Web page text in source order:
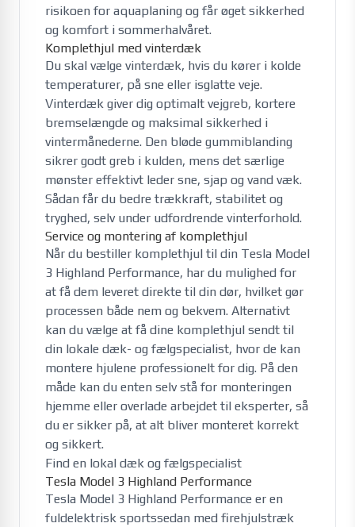
risikoen for aquaplaning og får øget sikkerhed
og komfort i sommerhalvåret.
Komplethjul med vinterdæk
Du skal vælge vinterdæk, hvis du kører i kolde
temperaturer, på sne eller isglatte veje.
Vinterdæk giver dig optimalt vejgreb, kortere
bremselængde og maksimal sikkerhed i
vintermånederne. Den bløde gummiblanding
sikrer godt greb i kulden, mens det særlige
mønster effektivt leder sne, sjap og vand væk.
Sådan får du bedre trækkraft, stabilitet og
tryghed, selv under udfordrende vinterforhold.
Service og montering af komplethjul
Når du bestiller komplethjul til din Tesla Model
3 Highland Performance, har du mulighed for
at få dem leveret direkte til din dør, hvilket gør
processen både nem og bekvem. Alternativt
kan du vælge at få dine komplethjul sendt til
din lokale dæk- og fælgspecialist, hvor de kan
montere hjulene professionelt for dig. På den
måde kan du enten selv stå for monteringen
hjemme eller overlade arbejdet til eksperter, så
du er sikker på, at alt bliver monteret korrekt
og sikkert.
Find en lokal dæk og fælgspecialist
Tesla Model 3 Highland Performance
Tesla Model 3 Highland Performance er en
fuldelektrisk sportssedan med firehjulstræk